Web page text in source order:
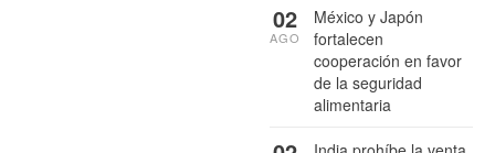
México y Japón
fortalecen
cooperación en favor
de la seguridad
alimentaria
02
AGO